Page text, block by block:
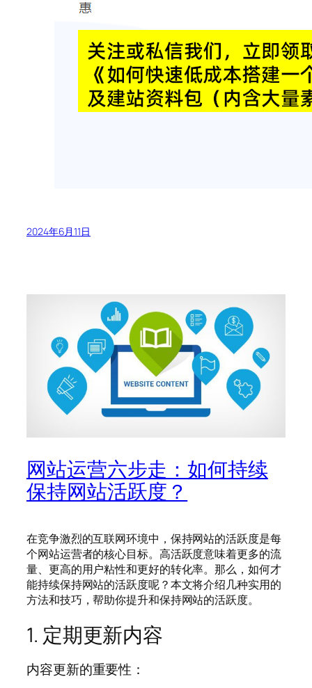
2024年6月11日
网站运营六步走：如何持续
保持网站活跃度？
在竞争激烈的互联网环境中，保持网站的活跃度是每
个网站运营者的核心目标。高活跃度意味着更多的流
量、更高的用户粘性和更好的转化率。那么，如何才
能持续保持网站的活跃度呢？本文将介绍几种实用的
方法和技巧，帮助你提升和保持网站的活跃度。
1. 定期更新内容
内容更新的重要性：